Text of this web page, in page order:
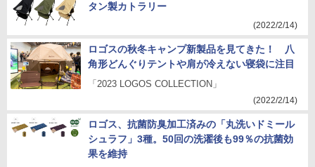
タン製カトラリー
(2022/2/14)
ロゴスの秋冬キャンプ新製品を見てきた！ 八
角形どんぐりテントや肩が冷えない寝袋に注目
「2023 LOGOS COLLECTION」
(2022/2/14)
ロゴス、抗菌防臭加工済みの「丸洗いドミール
シュラフ」3種。50回の洗濯後も99％の抗菌効
果を維持